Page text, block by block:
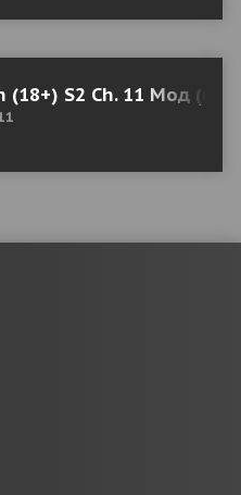
(18+) S2 Ch. 11 Мод